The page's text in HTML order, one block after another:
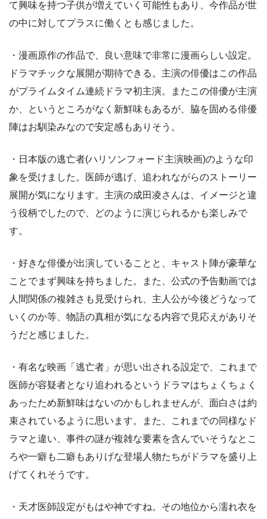
て興味を持つ子供が増えていく可能性もあり、今作品が世
の中に対してプラスに働くとも感じました。
・漫画原作の作品で、良い意味で非常に漫画らしい設定。
ドラマチックな展開が期待できる。主演の俳優はこの作品
がプライムタイム連続ドラマ初主演。またこの俳優が主演
か、というところがなく新鮮味もあるが、脇を固める俳優
陣はお馴染みなので安定感もありそう。
・日本版の逃亡者(ハリソンフォード主演映画)のような印
象を受けました。医師が逃げ、追われながらのストーリー
展開が気になります。主演の成田凌さんは、イメージと違
う役柄でしたので、どのように演じられるかも楽しみで
す。
・好きな俳優が出演していることと、キャスト陣が豪華な
ことでまず興味を持ちました。また、公式の予告動画では
人間関係の複雑さも見受けられ、主人公が今後どうなって
いくのか等、物語の真相が気になる内容で見応えがありそ
うだと感じました。
・有名な映画「逃亡者」が思い出される設定で、これまで
医師が容疑者となり追われるというドラマはちょくちょく
あったため新鮮味はないのかもしれませんが、面白さは約
束されているように思います。また、これまでの同様なド
ラマと違い、事件の謎が複雑な要素を含んでいそうなとこ
ろや一癖も二癖もありげな登場人物たちがドラマを盛り上
げてくれそうです。
・天才医師設定がもはや神ですね。その地位から濡れ衣を